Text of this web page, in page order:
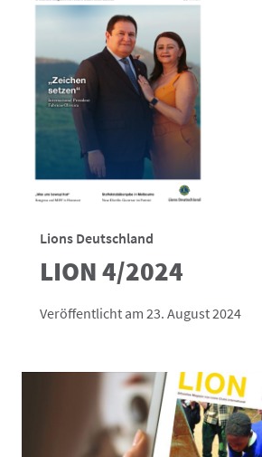
Lions Deutschland
LION 4/2024
Veröffentlicht am 23. August 2024